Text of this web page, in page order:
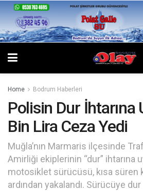
Home Bodrum Haberleri
Polisin Dur İhtarına
Bin Lira Ceza Yedi
Muğla’nın Marmaris ilçesinde
Amirliği ekiplerinin “dur” ihtarına
motosiklet sürücüsü, kısa süren
ardından yakalandı. Sürücüye dur